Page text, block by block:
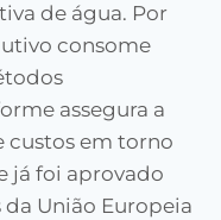
de água. Por
consome
assegura a
custos em torno
já foi aprovado
União Europeia